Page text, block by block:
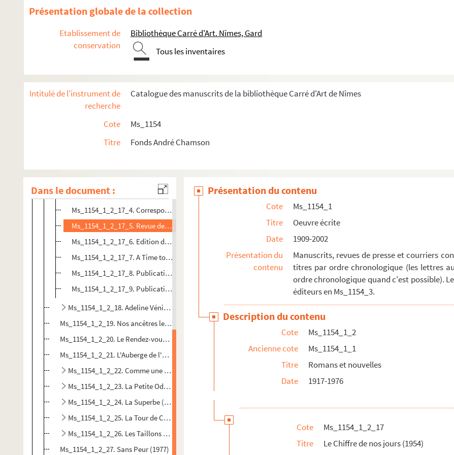
Présentation globale de la collection
Etablissement de
conservation
Bibliothèque Carré d'Art. Nîmes, Gard
Tous les inventaires
Intitulé de l'instrument de
recherche
Catalogue des manuscrits de la bibliothèque Carré d'Art de Nîmes
Cote
Ms_1154
Titre
Fonds André Chamson
Dans le document :
Ms_1154_1_2_9. L'Auberge de l'Abîme (1934)
Ms_1154_1_2_10. L'Année des Vaincus (1934)
Ms_1154_1_2_11. Les Quatre Éléments (1934)
Ms_1154_1_2_13. Le Puits des Miracles (1945)
Ms_1154_1_2_14. Le Dernier Village (1946)
Ms_1154_1_2_16. La Neige et la Fleur (1951)
Ms_1154_1_2_17. Le Chiffre de nos jours (1954)
Ms_1154_1_2_17_2. Documentation
Ms_1154_1_2_17_3. Prépublications dans des revues
Ms_1154_1_2_17_4. Correspondance autour du livre
Ms_1154_1_2_17_5. Revue de presse
Ms_1154_1_2_17_6. Edition de luxe de "L'Ecole de Malivert"
Ms_1154_1_2_17_7. A Time to Keep (édition anglaise)
Ms_1154_1_2_17_8. Publication en collection "Le Livre de Poche" (éditions Gallimard)
Ms_1154_1_2_17_9. Publication au Canada
Ms_1154_1_2_18. Adeline Vénician (1956)
Ms_1154_1_2_19. Nos ancêtres les Gaulois (1958)
Ms_1154_1_2_20. Le Rendez-vous des espérances (1961)
Ms_1154_1_2_21. L'Auberge de l'Abîme (édition de 1961 chez Bourrelier)
Ms_1154_1_2_22. Comme une pierre qui tombe (1964)
Ms_1154_1_2_23. La Petite Odyssée (1965)
Ms_1154_1_2_24. La Superbe (1967)
Ms_1154_1_2_25. La Tour de Constance (1970)
Ms_1154_1_2_26. Les Taillons ou la terreur blanche (1974)
Ms_1154_1_2_27. Sans Peur (1977)
Présentation du contenu
Cote
Ms_1154_1
Titre
Oeuvre écrite
Date
1909-2002
Présentation du
contenu
Manuscrits, revues de presse et courriers
titres par ordre chronologique (les lettres
ordre chronologique quand c'est possible).
éditeurs en Ms_1154_3.
Description du contenu
Cote
Ms_1154_1_2
Ancienne cote
Ms_1154_1_1
Titre
Romans et nouvelles
Date
1917-1976
Cote
Ms_1154_1_2_17
Titre
Le Chiffre de nos jours (1954)